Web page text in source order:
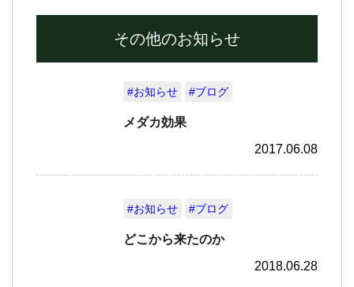
その他のお知らせ
#お知らせ #ブログ
メダカ効果
2017.06.08
#お知らせ #ブログ
どこから来たのか
2018.06.28